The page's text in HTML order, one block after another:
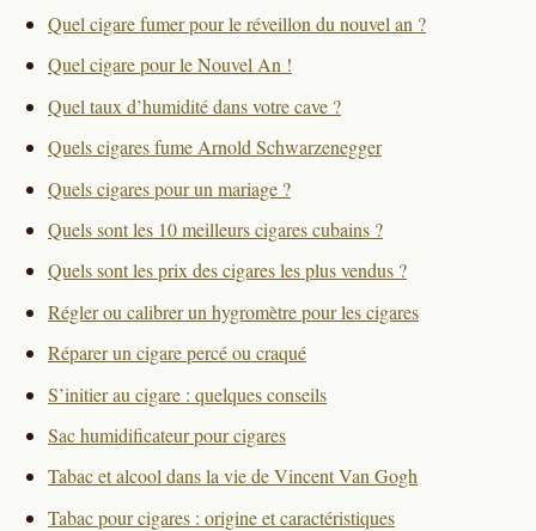
Quel cigare fumer pour le réveillon du nouvel an ?
Quel cigare pour le Nouvel An !
Quel taux d’humidité dans votre cave ?
Quels cigares fume Arnold Schwarzenegger
Quels cigares pour un mariage ?
Quels sont les 10 meilleurs cigares cubains ?
Quels sont les prix des cigares les plus vendus ?
Régler ou calibrer un hygromètre pour les cigares
Réparer un cigare percé ou craqué
S’initier au cigare : quelques conseils
Sac humidificateur pour cigares
Tabac et alcool dans la vie de Vincent Van Gogh
Tabac pour cigares : origine et caractéristiques